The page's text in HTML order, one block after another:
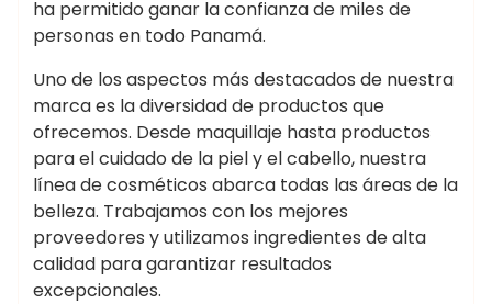
ha permitido ganar la confianza de miles de
personas en todo Panamá.
Uno de los aspectos más destacados de nuestra
marca es la diversidad de productos que
ofrecemos. Desde maquillaje hasta productos
para el cuidado de la piel y el cabello, nuestra
línea de cosméticos abarca todas las áreas de la
belleza. Trabajamos con los mejores
proveedores y utilizamos ingredientes de alta
calidad para garantizar resultados
excepcionales.